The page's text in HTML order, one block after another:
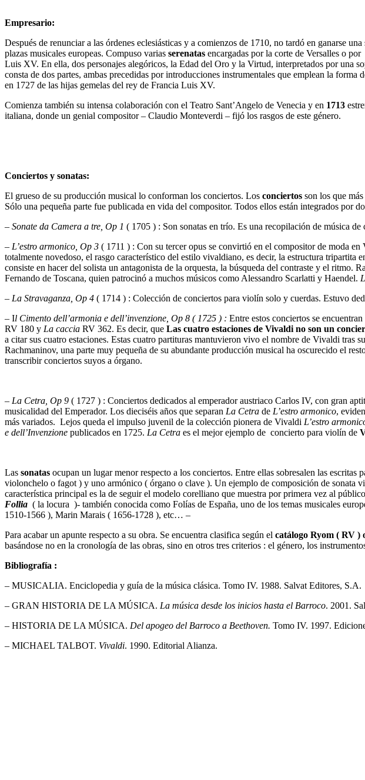
Empresario:
Después de renunciar a las órdenes eclesiásticas y a comienzos de 1710, no tardó en ganarse
plazas musicales europeas. Compuso varias serenatas encargadas por la corte de Versalles o
Luis XV. En ella, dos personajes alegóricos, la Edad del Oro y la Virtud, interpretados por una
consta de dos partes, ambas precedidas por introducciones instrumentales que emplean la forma
en 1727 de las hijas gemelas del rey de Francia Luis XV.
Comienza también su intensa colaboración con el Teatro Sant’Angelo de Venecia y en 1713
italiana, donde un genial compositor – Claudio Monteverdi – fijó los rasgos de este género.
Conciertos y sonatas:
El grueso de su producción musical lo conforman los conciertos. Los conciertos son los que
Sólo una pequeña parte fue publicada en vida del compositor. Todos ellos están integrados por
– Sonate da Camera a tre, Op 1 ( 1705 ) : Son sonatas en trío. Es una recopilación de música
– L’estro armonico, Op 3 ( 1711 ) : Con su tercer opus se convirtió en el compositor de moda
totalmente novedoso, el rasgo característico del estilo vivaldiano, es decir, la estructura
consiste en hacer del solista un antagonista de la orquesta, la búsqueda del contraste y el ritmo.
Fernando de Toscana, quien patrocinó a muchos músicos como Alessandro Scarlatti y Haendel.
– La Stravaganza, Op 4 ( 1714 ) : Colección de conciertos para violín solo y cuerdas. Estuvo
– Il Cimento dell’armonia e dell’invenzione, Op 8 ( 1725 ) : Entre estos conciertos se
RV 180 y La caccia RV 362. Es decir, que Las cuatro estaciones de Vivaldi no son un
a citar sus cuatro estaciones. Estas cuatro partituras mantuvieron vivo el nombre de Vivaldi
Rachmaninov, una parte muy pequeña de su abundante producción musical ha oscurecido el
transcribir conciertos suyos a órgano.
– La Cetra, Op 9 ( 1727 ) : Conciertos dedicados al emperador austriaco Carlos IV, con gran
musicalidad del Emperador. Los dieciséis años que separan La Cetra de L’estro armonico,
más variados. Lejos queda el impulso juvenil de la colección pionera de Vivaldi L’estro
e dell’Invenzione publicados en 1725. La Cetra es el mejor ejemplo de concierto para violín de
Las sonatas ocupan un lugar menor respecto a los conciertos. Entre ellas sobresalen las
violonchelo o fagot ) y uno armónico ( órgano o clave ). Un ejemplo de composición de sonata
característica principal es la de seguir el modelo corelliano que muestra por primera vez al
Follia ( la locura )- también conocida como Folías de España, uno de los temas musicales
1510-1566 ), Marin Marais ( 1656-1728 ), etc… –
Para acabar un apunte respecto a su obra. Se encuentra clasifica según el catálogo Ryom ( RV )
basándose no en la cronología de las obras, sino en otros tres criterios : el género, los
Bibliografía :
– MUSICALIA. Enciclopedia y guía de la música clásica. Tomo IV. 1988. Salvat Editores, S.A.
– GRAN HISTORIA DE LA MÚSICA. La música desde los inicios hasta el Barroco. 2001.
– HISTORIA DE LA MÚSICA. Del apogeo del Barroco a Beethoven. Tomo IV. 1997.
– MICHAEL TALBOT. Vivaldi. 1990. Editorial Alianza.